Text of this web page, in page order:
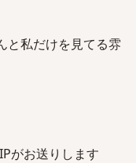
と私だけを見てる雰
がお送りします